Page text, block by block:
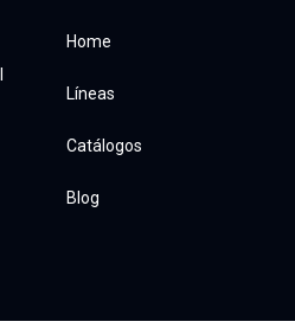
Home
Líneas
Catálogos
Blog